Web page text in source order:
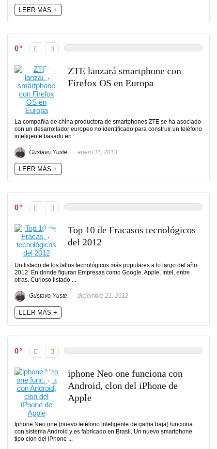
LEER MÁS +
0
ZTE lanzará smartphone con
Firefox OS en Europa
La compañía de china productora de smartphones ZTE se ha asociado
con un desarrollador europeo no identificado para construir un teléfono
inteligente basado en ...
Gustavo Yuste enero 11, 2013
LEER MÁS +
0
Top 10 de Fracasos tecnológicos
del 2012
Un listado de los fallos tecnológicos más populares a lo largo del año
2012. En donde figuran Empresas como Google, Apple, Intel, entre
otras. Curioso listado ...
Gustavo Yuste diciembre 21, 2012
LEER MÁS +
0
iphone Neo one funciona con
Android, clon del iPhone de
Apple
Iphone Neo one (nuevo teléfono inteligente de gama baja) funciona
con sistema Android y es fabricado en Brasil. Un nuevo smartphone
tipo clon del iPhone ...